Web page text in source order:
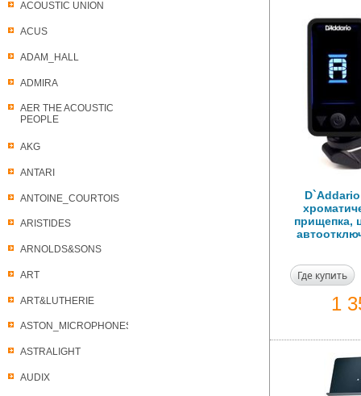
ACOUSTIC UNION
ACUS
ADAM_HALL
ADMIRA
AER THE ACOUSTIC
PEOPLE
AKG
ANTARI
ANTOINE_COURTOIS
ARISTIDES
ARNOLDS&SONS
ART
ART&LUTHERIE
ASTON_MICROPHONES
ASTRALIGHT
AUDIX
прищепка,
Где купить
1